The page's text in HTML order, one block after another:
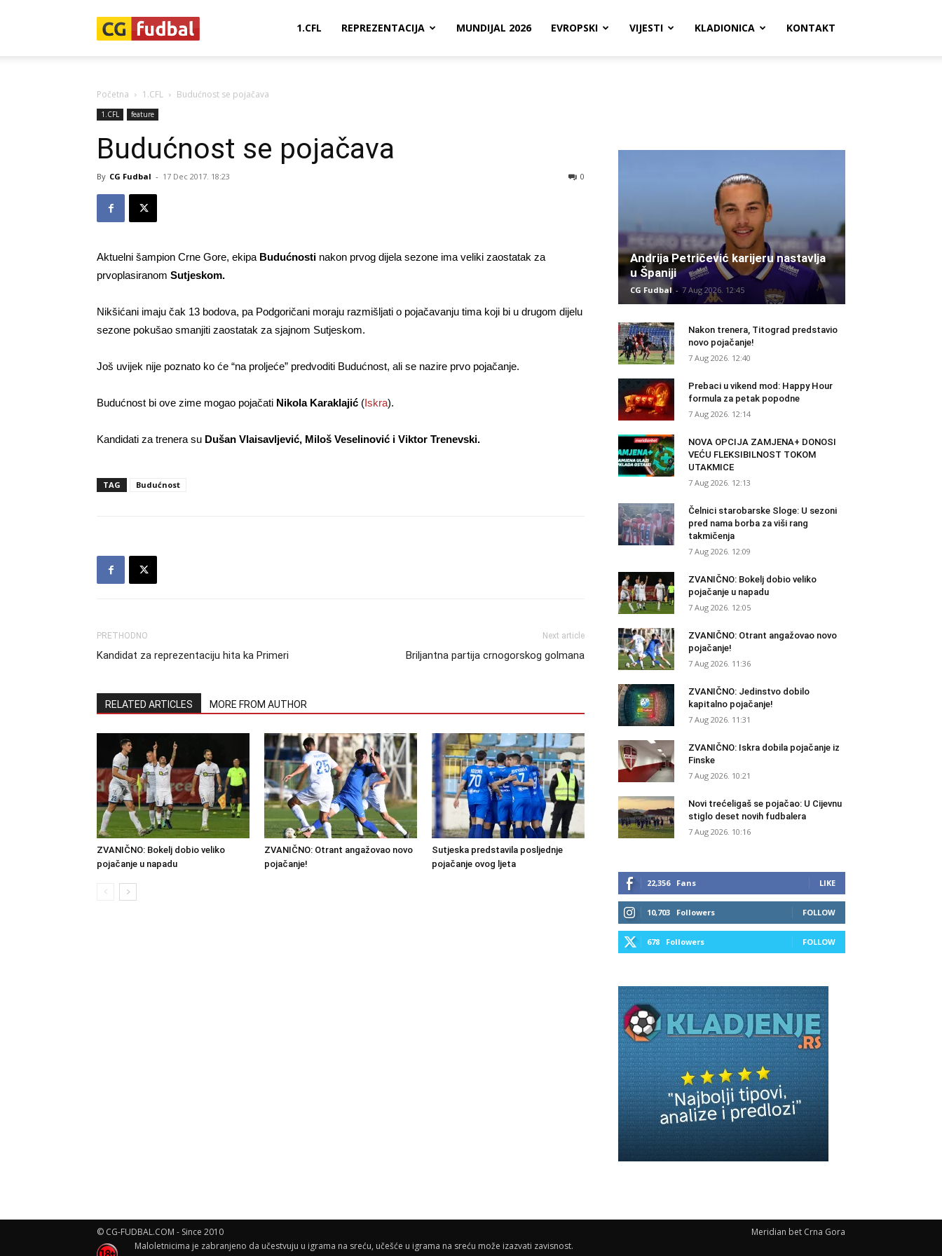
1.CFL REPREZENTACIJA MUNDIJAL 2026 EVROPSKI VIJESTI KLADIONICA KONTAKT
Početna 1.CFL Budućnost se pojačava
1.CFL feature
Budućnost se pojačava
By CG Fudbal - 17 Dec 2017. 18:23 0
Aktuelni šampion Crne Gore, ekipa Budućnosti nakon prvog dijela sezone ima veliki zaostatak za
prvoplasiranom Sutjeskom.
Nikšićani imaju čak 13 bodova, pa Podgoričani moraju razmišljati o pojačavanju tima koji bi u drugom dijelu
sezone pokušao smanjiti zaostatak za sjajnom Sutjeskom.
Još uvijek nije poznato ko će “na proljeće” predvoditi Budućnost, ali se nazire prvo pojačanje.
Budućnost bi ove zime mogao pojačati Nikola Karaklajić (Iskra).
Kandidati za trenera su Dušan Vlaisavljević, Miloš Veselinović i Viktor Trenevski.
TAG Budućnost
PRETHODNO
Kandidat za reprezentaciju hita ka Primeri
Next article
Briljantna partija crnogorskog golmana
RELATED ARTICLES MORE FROM AUTHOR
ZVANIČNO: Bokelj dobio veliko
pojačanje u napadu
ZVANIČNO: Otrant angažovao novo
pojačanje!
Sutjeska predstavila posljednje
pojačanje ovog ljeta
Andrija Petričević karijeru nastavlja
u Španiji
CG Fudbal - 7 Aug 2026. 12:45
Nakon trenera, Titograd predstavio
novo pojačanje!
7 Aug 2026. 12:40
Prebaci u vikend mod: Happy Hour
formula za petak popodne
7 Aug 2026. 12:14
NOVA OPCIJA ZAMJENA+ DONOSI
VEĆU FLEKSIBILNOST TOKOM
UTAKMICE
7 Aug 2026. 12:13
Čelnici starobarske Sloge: U sezoni
pred nama borba za viši rang
takmičenja
7 Aug 2026. 12:09
ZVANIČNO: Bokelj dobio veliko
pojačanje u napadu
7 Aug 2026. 12:05
ZVANIČNO: Otrant angažovao novo
pojačanje!
7 Aug 2026. 11:36
ZVANIČNO: Jedinstvo dobilo
kapitalno pojačanje!
7 Aug 2026. 11:31
ZVANIČNO: Iskra dobila pojačanje iz
Finske
7 Aug 2026. 10:21
Novi trećeligaš se pojačao: U Cijevnu
stiglo deset novih fudbalera
7 Aug 2026. 10:16
22,356 Fans LIKE
10,703 Followers FOLLOW
678 Followers FOLLOW
Meridian bet Crna Gora
© CG-FUDBAL.COM - Since 2010
Maloletnicima je zabranjeno da učestvuju u igrama na sreću, učešće u igrama na sreću može izazvati zavisnost.